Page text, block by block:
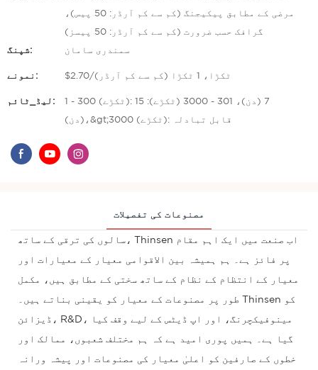
مرضی کے مطابق پیکیجنگ (کم سے کم آرڈر: 50 پیس)،
گرافک حسب ضرورت (کم سے کم آرڈر: 50 پیسز)
شپنگ: سمندری سامان
نمونے: $2.70/ٹکڑا، 1 ٹکڑا (کم سے کم آرڈر)
لیڈ_ٹائم: 1 - 300 (ٹکڑے): 7 (دن)، 301 - 3000 (ٹکڑے): 15
(دن)،&gt;3000 (ٹکڑے): قابل تبادلہ
مصنوعات کی تفصیلات
سالوں کی ترقی کے ساتھ، Thinsen اب صنعت میں ایک اہم مقام
پر فائز ہے۔ ہم ہمیشہ بین الاقوامی معیار کے معیارات اور
معیار کے انتظام کے نظام کے ساتھ سختی کے مطابق ہیں، مکمل
طور پر مصنوعات کے معیار کو یقینی بناتے ہیں۔ Thinsen کو
ڈیزائن، R&D، مینوفیکچرنگ، اور اپ ڈیٹس کے لیے وقف کیا
گیا ہے۔ ہمیں پوری امید ہے کہ ہم مختلف شعبوں، ممالک اور
خطوں کے صارفین کو اعلیٰ معیار کی مصنوعات اور پیشہ ورانہ